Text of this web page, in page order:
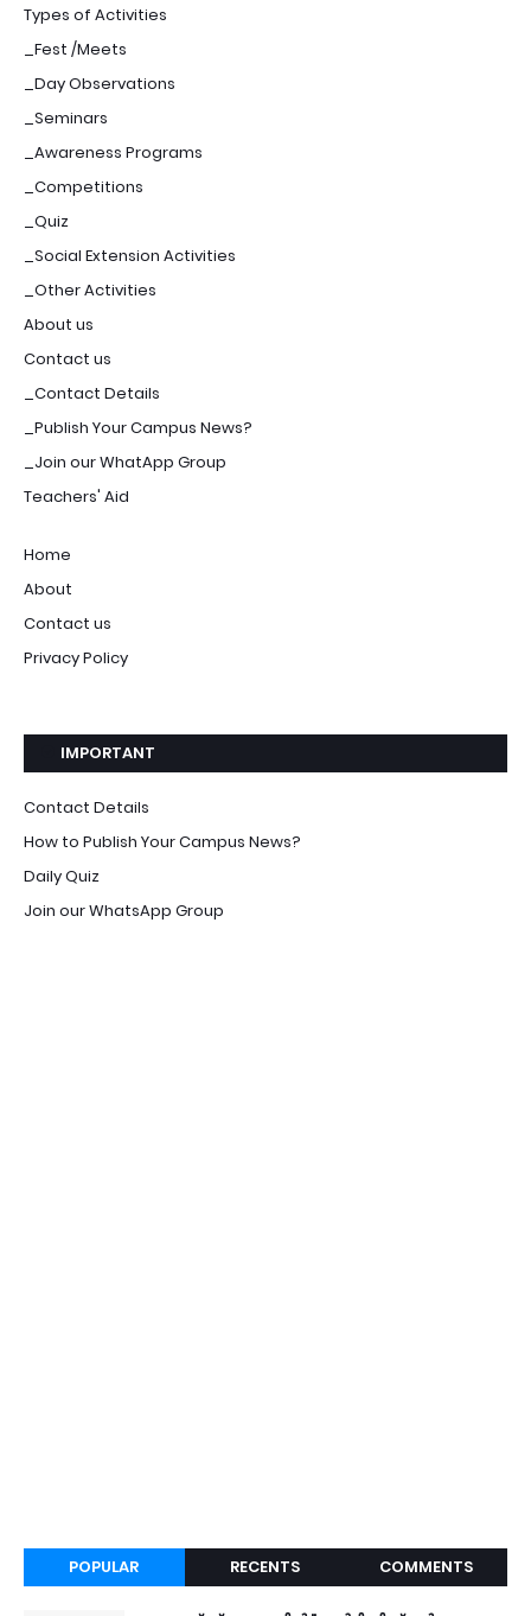
Types of Activities
_Fest /Meets
_Day Observations
_Seminars
_Awareness Programs
_Competitions
_Quiz
_Social Extension Activities
_Other Activities
About us
Contact us
_Contact Details
_Publish Your Campus News?
_Join our WhatApp Group
Teachers' Aid
Home
About
Contact us
Privacy Policy
IMPORTANT
Contact Details
How to Publish Your Campus News?
Daily Quiz
Join our WhatsApp Group
POPULAR RECENTS COMMENTS